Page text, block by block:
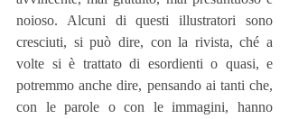
noioso. Alcuni di questi illustratori sono
cresciuti, si può dire, con la rivista, ché a
volte si è trattato di esordienti o quasi, e
potremmo anche dire, pensando ai tanti che,
con le parole o con le immagini, hanno